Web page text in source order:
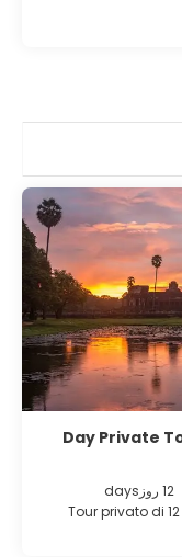
12-Day
12 روزdays
Tour privato di